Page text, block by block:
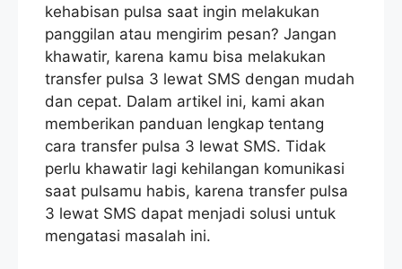
kehabisan pulsa saat ingin melakukan
panggilan atau mengirim pesan? Jangan
khawatir, karena kamu bisa melakukan
transfer pulsa 3 lewat SMS dengan mudah
dan cepat. Dalam artikel ini, kami akan
memberikan panduan lengkap tentang
cara transfer pulsa 3 lewat SMS. Tidak
perlu khawatir lagi kehilangan komunikasi
saat pulsamu habis, karena transfer pulsa
3 lewat SMS dapat menjadi solusi untuk
mengatasi masalah ini.